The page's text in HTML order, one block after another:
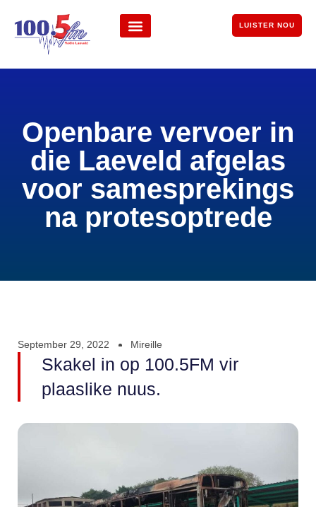
LUISTER NOU
Openbare vervoer in
die Laeveld afgelas
voor samesprekings
na protesoptrede
September 29, 2022 Mireille
Skakel in op 100.5FM vir
plaaslike nuus.